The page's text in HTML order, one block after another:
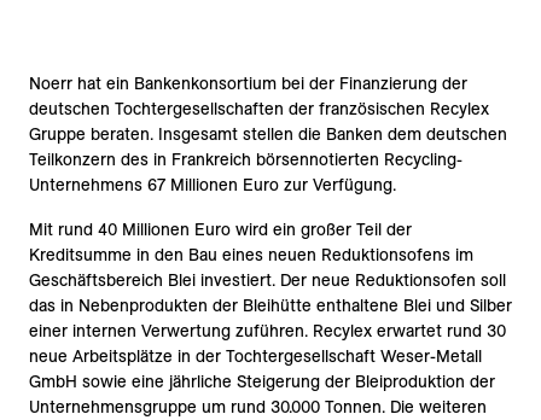
Noerr hat ein Bankenkonsortium bei der Finanzierung der
deutschen Tochtergesellschaften der französischen Recylex
Gruppe beraten. Insgesamt stellen die Banken dem deutschen
Teilkonzern des in Frankreich börsennotierten Recycling-
Unternehmens 67 Millionen Euro zur Verfügung.
Mit rund 40 Millionen Euro wird ein großer Teil der
Kreditsumme in den Bau eines neuen Reduktionsofens im
Geschäftsbereich Blei investiert. Der neue Reduktionsofen soll
das in Nebenprodukten der Bleihütte enthaltene Blei und Silber
einer internen Verwertung zuführen. Recylex erwartet rund 30
neue Arbeitsplätze in der Tochtergesellschaft Weser-Metall
GmbH sowie eine jährliche Steigerung der Bleiproduktion der
Unternehmensgruppe um rund 30.000 Tonnen. Die weiteren